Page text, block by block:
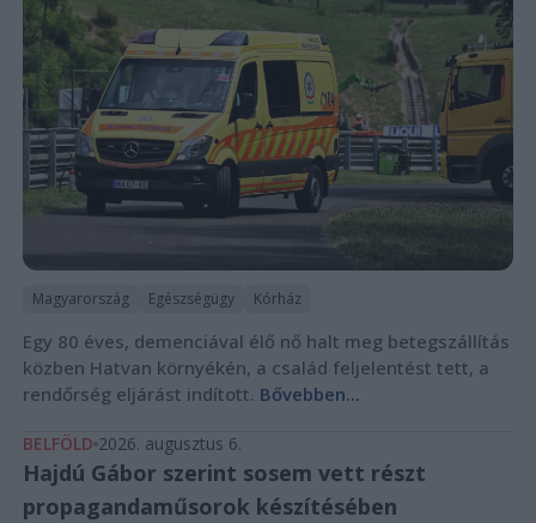
Magyarország Egészségügy Kórház
Egy 80 éves, demenciával élő nő halt meg betegszállítás
közben Hatvan környékén, a család feljelentést tett, a
rendőrség eljárást indított. Bővebben...
BELFÖLD 2026. augusztus 6.
Hajdú Gábor szerint sosem vett részt
propagandaműsorok készítésében